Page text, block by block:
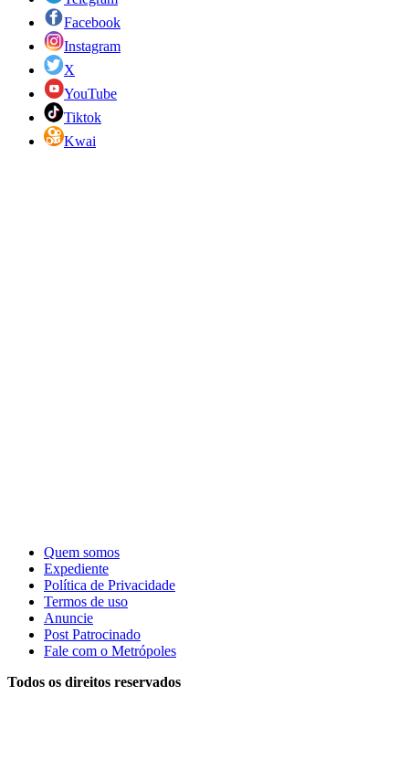
Facebook
Instagram
X
YouTube
Tiktok
Kwai
Quem somos
Expediente
Política de Privacidade
Termos de uso
Anuncie
Post Patrocinado
Fale com o Metrópoles
Todos os direitos reservados